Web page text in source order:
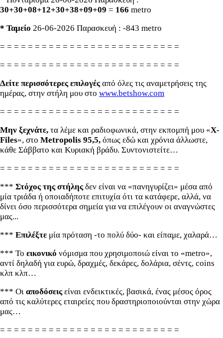
30+30+08+12+30+38+09+09 = 166 metro
* Ταμείο 26-06-2026 Παρασκευή : -843 metro
= = = = = = = = = = = = = = = = = = = = = = = = = =
= = = = = = = = = = = = = = = = = = = = = = = = = =
Δείτε περισσότερες επιλογέςαπό όλες τις αναμετρήσεις της
ημέρας, στην στήλη μου στο www.betshow.com
= = = = = = = = = = = = = = = = = = = = = = = = = =
Μην ξεχνάτε, τα λέμε και ραδιοφωνικά, στην εκπομπή μου «X-
Files», στο Metropolis 95,5, όπως εδώ και χρόνια άλλωστε,
κάθε Σάββατο και Κυριακή βράδυ. Συντονιστείτε…
= = = = = = = = = = = = = = = = = = = = = = = = = =
*** Στόχος της στήληςδεν είναι να «πανηγυρίζει» μέσα από
μία τριάδα ή οποιαδήποτε επιτυχία ότι τα κατάφερε, αλλά, να
δίνει όσο περισσότερα σημεία για να επιλέγουν οι αναγνώστες
μας...
*** Επιλέξτε μία πρόταση -το πολύ δύο- και είπαμε, χαλαρά…
*** Το εικονικό νόμισμα που χρησιμοποιώ είναι το «metro»,
αντί δηλαδή για ευρώ, δραχμές, δεκάρες, δολάρια, σέντς, coins
κλπ κλπ…
*** Οι αποδόσειςείναι ενδεικτικές, βασικά, ένας μέσος όρος
από τις καλύτερες εταιρείες που δραστηριοποιούνται στην χώρα
μας…
= = = = = = = = = = = = = = = = = = = = = = = = = =